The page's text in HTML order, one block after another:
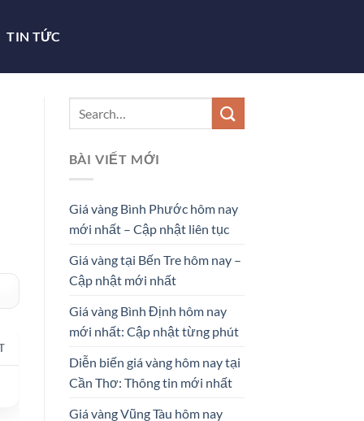
TIN TỨC
BÀI VIẾT MỚI
Giá vàng Bình Phước hôm nay
mới nhất – Cập nhật liên tục
Giá vàng tại Bến Tre hôm nay –
Cập nhật mới nhất
Giá vàng Bình Định hôm nay
mới nhất: Cập nhật từng phút
Diễn biến giá vàng hôm nay tại
Cần Thơ: Thông tin mới nhất
Giá vàng Vũng Tàu hôm nay